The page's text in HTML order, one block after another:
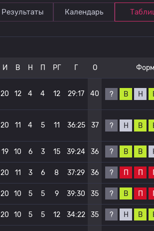
Результаты Календарь
И В Н П РГ Г О
20 12 4 4 12 29:17 40 ? В Н
20 11 4 5 11 36:25 37 ? Н В
19 10 6 3 15 39:24 36 ? В В
20 11 3 6 8 37:29 36 ? П П
20 10 5 5 9 39:30 35 ? В П
20 10 5 5 12 34:22 35 ? Н В